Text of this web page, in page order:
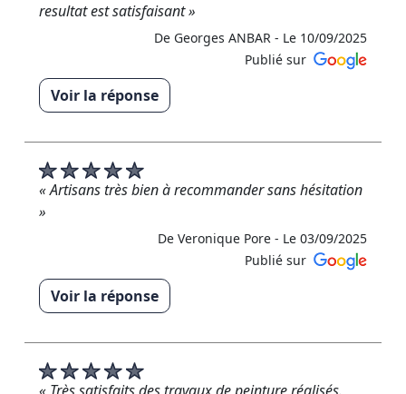
resultat est satisfaisant »
De Georges ANBAR - Le 10/09/2025
Publié sur
Voir la réponse
favorable , au plaisir d’être à nouveau à votre
service ! »
De RM RENOVATION - Le 11/09/2025
« Artisans très bien à recommander sans hésitation
»
De Veronique Pore - Le 03/09/2025
Publié sur
Voir la réponse
d’avoir été à votre service »
De RM RENOVATION - Le 18/09/2025